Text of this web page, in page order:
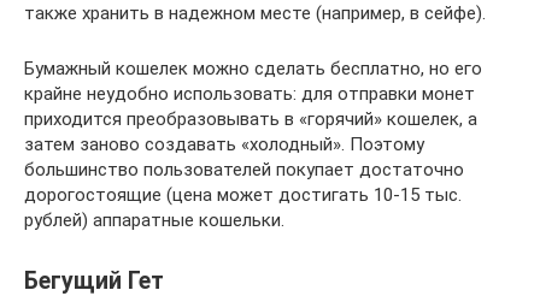
также хранить в надежном месте (например, в сейфе).
Бумажный кошелек можно сделать бесплатно, но его
крайне неудобно использовать: для отправки монет
приходится преобразовывать в «горячий» кошелек, а
затем заново создавать «холодный». Поэтому
большинство пользователей покупает достаточно
дорогостоящие (цена может достигать 10-15 тыс.
рублей) аппаратные кошельки.
Бегущий Гет